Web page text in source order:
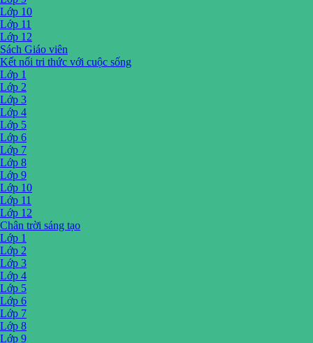
Lớp 10
Lớp 11
Lớp 12
Sách Giáo viên
Kết nối tri thức với cuộc sống
Lớp 1
Lớp 2
Lớp 3
Lớp 4
Lớp 5
Lớp 6
Lớp 7
Lớp 8
Lớp 9
Lớp 10
Lớp 11
Lớp 12
Chân trời sáng tạo
Lớp 1
Lớp 2
Lớp 3
Lớp 4
Lớp 5
Lớp 6
Lớp 7
Lớp 8
Lớp 9